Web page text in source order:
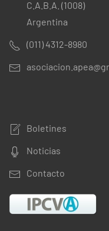
C.A.B.A. (1008)
Argentina
(011) 4312-8980
Boletines
Noticias
Contacto